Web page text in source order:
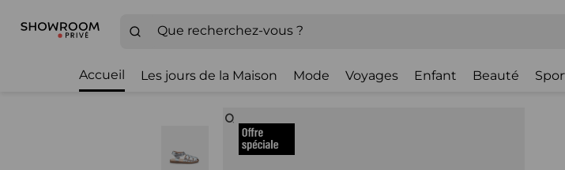
Accueil Les jours de la Maison Mode Voyages Enfant Beauté